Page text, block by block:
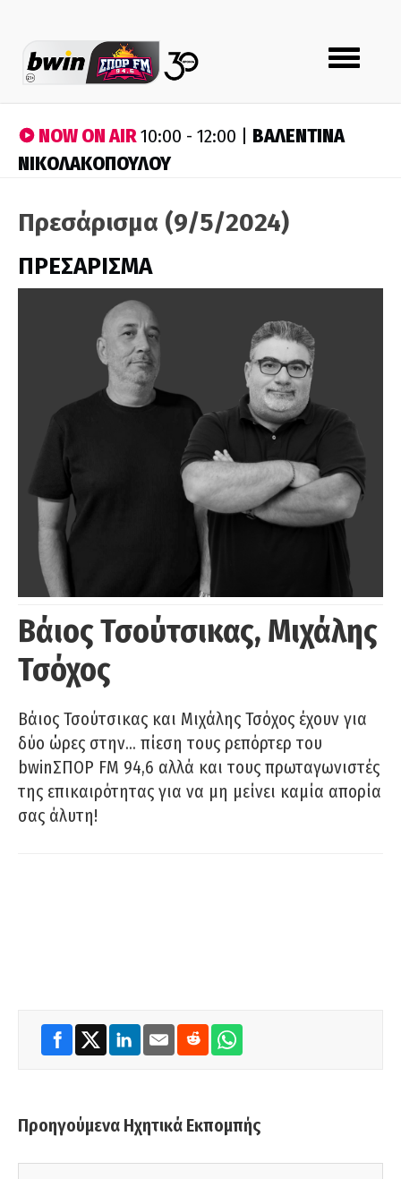
Toggle
navigation
NOW ON AIR10:00 - 12:00 | ΒΑΛΕΝΤΙΝΑ
ΝΙΚΟΛΑΚΟΠΟΥΛΟΥ
Πρεσάρισμα (9/5/2024)
ΠΡΕΣΑΡΙΣΜΑ
Βάιος Τσούτσικας, Μιχάλης
Τσόχος
Βάιος Τσούτσικας και Μιχάλης Τσόχος έχουν για
δύο ώρες στην… πίεση τους ρεπόρτερ του
bwinΣΠΟΡ FM 94,6 αλλά και τους πρωταγωνιστές
της επικαιρότητας για να μη μείνει καμία απορία
σας άλυτη!
Προηγούμενα Ηχητικά Εκπομπής